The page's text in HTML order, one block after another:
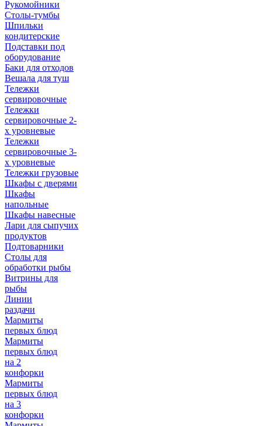
Рукомойники
Столы-тумбы
Шпильки
кондитерские
Подставки под
оборудование
Баки для отходов
Вешала для туш
Тележки
сервировочные
Тележки
сервировочные 2-
х уровневые
Тележки
сервировочные 3-
х уровневые
Тележки грузовые
Шкафы с дверями
Шкафы
напольные
Шкафы навесные
Лари для сыпучих
продуктов
Подтоварники
Столы для
обработки рыбы
Витрины для
рыбы
Линии
раздачи
Мармиты
первых блюд
Мармиты
первых блюд
на 2
конфорки
Мармиты
первых блюд
на 3
конфорки